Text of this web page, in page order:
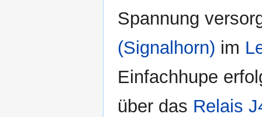
Spannung
(Signalhorn) im
Einfachhupe
über das Relais